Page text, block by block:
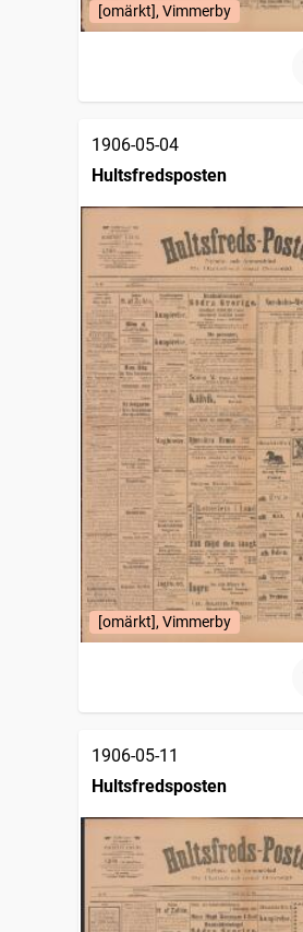
[omärkt], Vimmerby
1906-05-04
Hultsfredsposten
[omärkt], Vimmerby
1906-05-11
Hultsfredsposten